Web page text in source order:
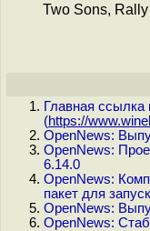
Two Sons,
Главная ссылка
(https://
OpenNews:
OpenNews:
6.14.0
OpenNews:
пакет для
OpenNews:
OpenNews: